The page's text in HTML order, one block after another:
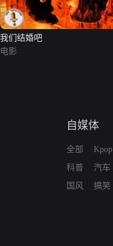
我们结婚吧
电影
自媒体
全部
科普
国风
Kpop
汽车
搞笑